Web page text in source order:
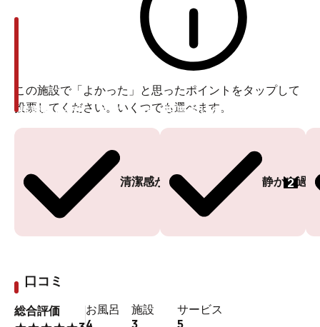
この施設で「よかった」と思ったポイントをタップして
投票してください。いくつでも選べます。
清潔感がある
投票ありがとうございます
静かに過
2
投票ありがとうございます
口コミ
総合評価 お風呂 施設 サービス